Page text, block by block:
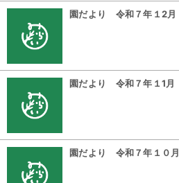
園だより 令和７年１2月
園だより 令和７年１1月
園だより 令和７年１０月